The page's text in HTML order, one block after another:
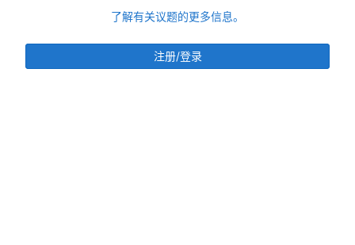
了解有关议题的更多信息。
注册/登录